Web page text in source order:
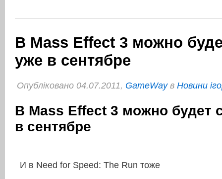
В Mass Effect 3 можно
уже в сентябре
Опубліковано 04.07.2011, GameWayв Новини
В Mass Effect 3 можно будет
в сентябре
И в Need for Speed: The Run тоже